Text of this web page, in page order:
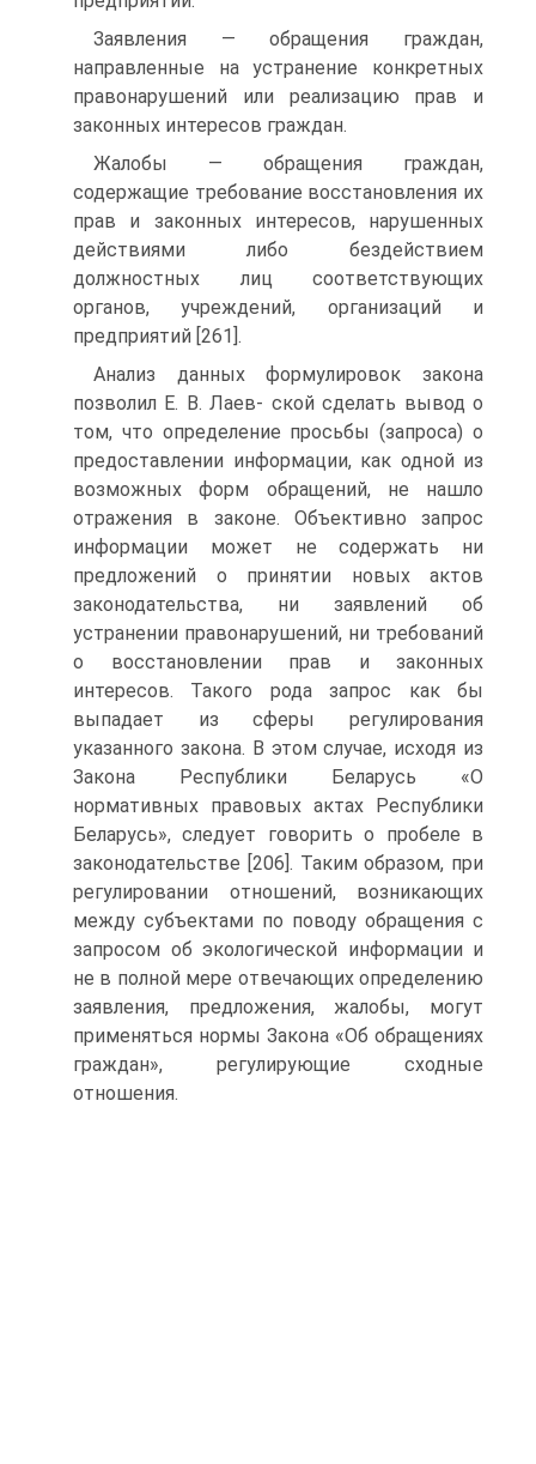
Заявления — обращения граждан,
направленные на устранение конкретных
правонарушений или реализацию прав и
законных интересов граждан.
Жалобы — обращения граждан,
содержащие требование восстановления их
прав и законных интересов, нарушенных
действиями либо бездействием
должностных лиц соответствующих
органов, учреждений, организаций и
предприятий [261].
Анализ данных формулировок закона
позволил E. В. Лаев- ской сделать вывод о
том, что определение просьбы (запроса) о
предоставлении информации, как одной из
возможных форм обращений, не нашло
отражения в законе. Объективно запрос
информации может не содержать ни
предложений о принятии новых актов
законодательства, ни заявлений об
устранении правонарушений, ни требований
о восстановлении прав и законных
интересов. Такого рода запрос как бы
выпадает из сферы регулирования
указанного закона. B этом случае, исходя из
Закона Республики Беларусь «О
нормативных правовых актах Республики
Беларусь», следует говорить о пробеле в
законодательстве [206]. Таким образом, при
регулировании отношений, возникающих
между субъектами по поводу обращения с
запросом об экологической информации и
не в полной мере отвечающих определению
заявления, предложения, жалобы, могут
применяться нормы Закона «Об обращениях
граждан», регулирующие сходные
отношения.